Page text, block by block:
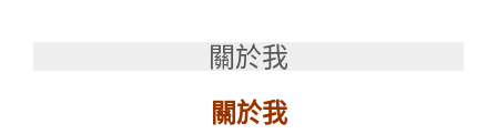
關於我
關於我